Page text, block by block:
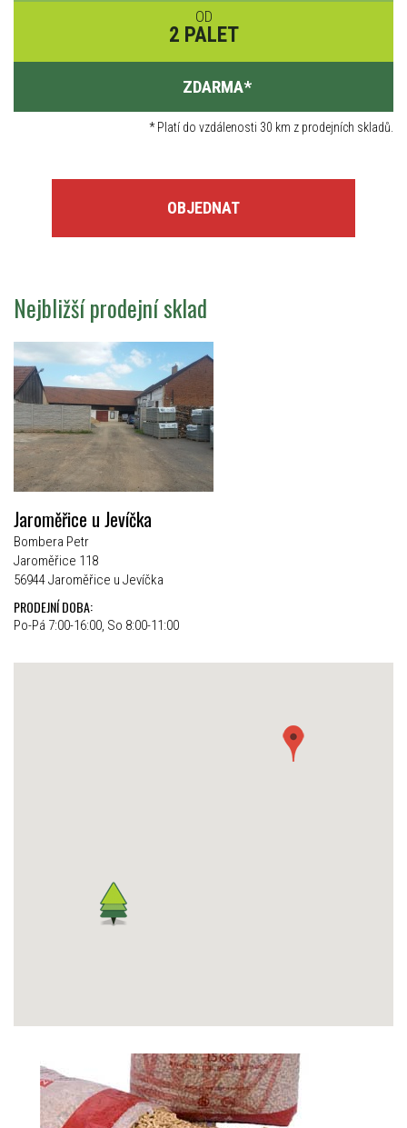
OD
2 PALET
ZDARMA*
*Platí do vzdálenosti 30 km z prodejních skladů.
OBJEDNAT
Nejbližší prodejní sklad
Jaroměřice u Jevíčka
Bombera Petr
Jaroměřice 118
56944 Jaroměřice u Jevíčka
PRODEJNÍ DOBA:
Po-Pá 7:00-16:00, So 8:00-11:00